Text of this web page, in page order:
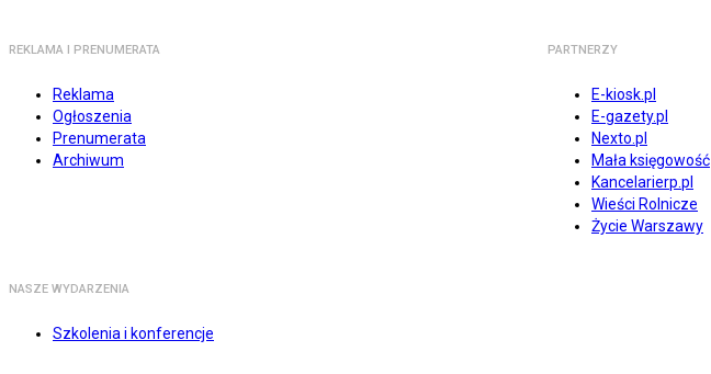
REKLAMA I PRENUMERATA
Reklama
Ogłoszenia
Prenumerata
Archiwum
PARTNERZY
E-kiosk.pl
E-gazety.pl
Nexto.pl
Mała księgowość
Kancelarierp.pl
Wieści Rolnicze
Życie Warszawy
NASZE WYDARZENIA
Szkolenia i konferencje